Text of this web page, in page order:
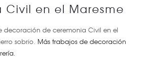
Civil en el Maresme
decoración de ceremonia Civil en el
sobrio. Más trabajos de decoración